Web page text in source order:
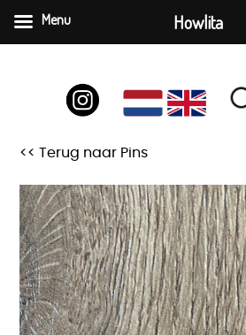
<< Terug naar Pins
Menu Howlita